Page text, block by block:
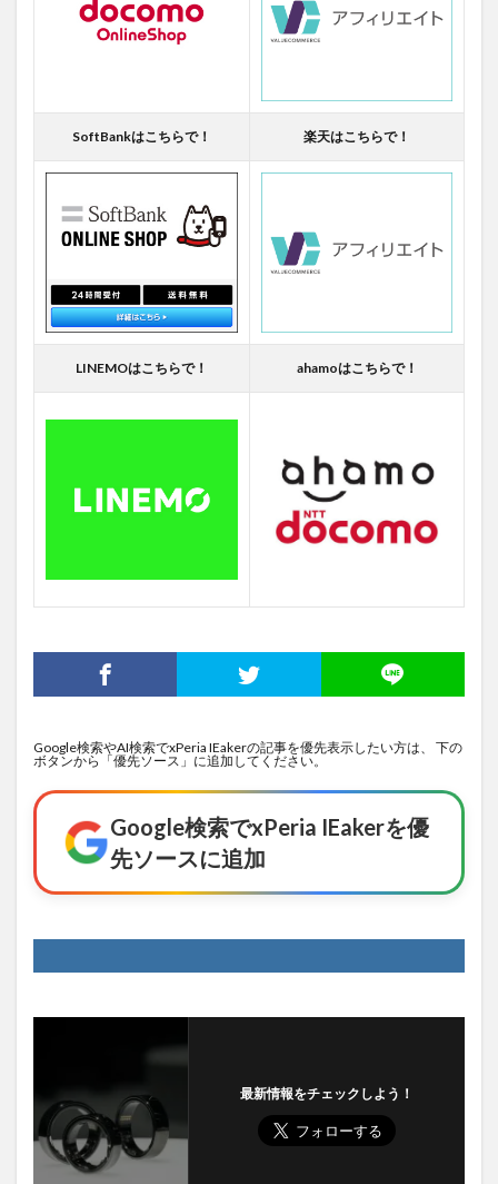
SoftBankはこちらで！ 楽天はこちらで！
LINEMOはこちらで！ ahamoはこちらで！
Google検索やAI検索でxPeria IEakerの記事を優先表示したい方は、 下の
ボタンから「優先ソース」に追加してください。
Google検索でxPeria IEakerを優
先ソースに追加
最新情報をチェックしよう！